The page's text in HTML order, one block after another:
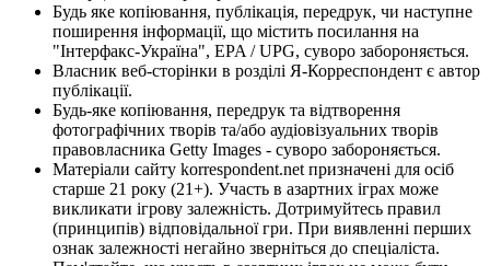
Будь яке копіювання, публікація, передрук, чи наступне
поширення інформації, що містить посилання на
"Інтерфакс-Україна", EPA / UPG, суворо забороняється.
Власник веб-сторінки в розділі Я-Корреспондент є автор
публікації.
Будь-яке копіювання, передрук та відтворення
фотографічних творів та/або аудіовізуальних творів
правовласника Getty Images - суворо забороняється.
Матеріали сайту korrespondent.net призначені для осіб
старше 21 року (21+). Участь в азартних іграх може
викликати ігрову залежність. Дотримуйтесь правил
(принципів) відповідальної гри. При виявленні перших
ознак залежності негайно зверніться до спеціаліста.